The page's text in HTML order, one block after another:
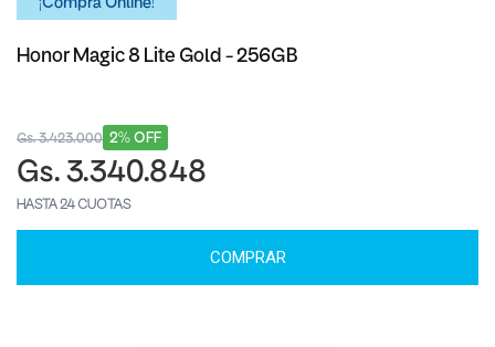
¡Comprá Online!
Honor Magic 8 Lite Gold - 256GB
2% OFF
Gs. 3.423.000
Gs. 3.340.848
HASTA 24 CUOTAS
COMPRAR